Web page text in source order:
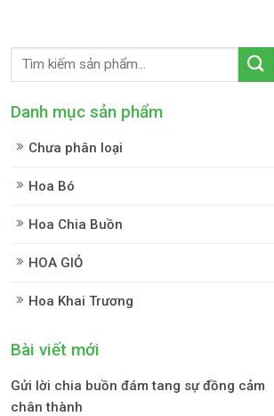
Danh mục sản phẩm
Chưa phân loại
Hoa Bó
Hoa Chia Buồn
HOA GIỎ
Hoa Khai Trương
Bài viết mới
Gửi lời chia buồn đám tang sự đồng cảm
chân thành